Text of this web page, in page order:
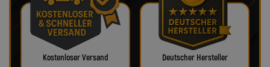
Kostenloser Versand
Deutscher Hersteller